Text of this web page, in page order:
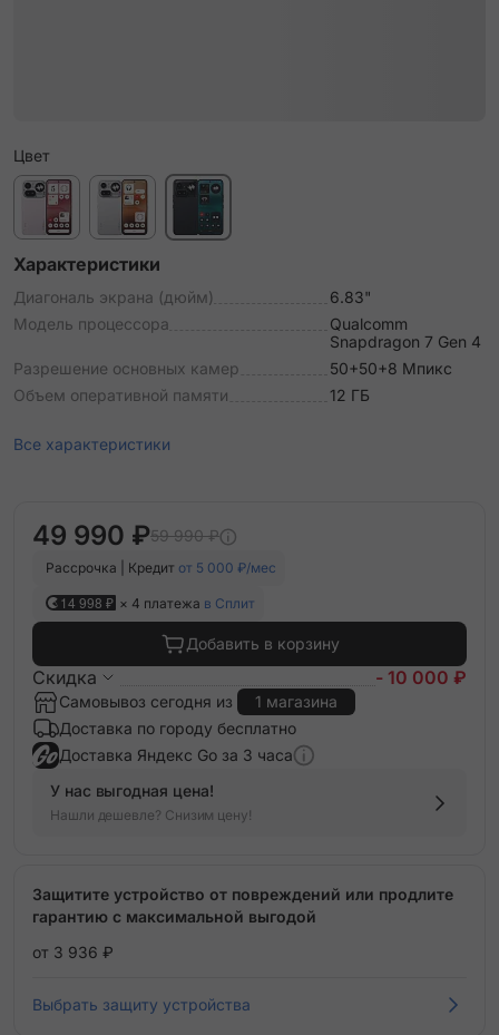
Цвет
Характеристики
Диагональ экрана (дюйм)
6.83"
Модель процессора
Qualcomm
Snapdragon 7 Gen 4
Разрешение основных камер
50+50+8 Мпикс
Объем оперативной памяти
12 ГБ
Все характеристики
49 990 ₽59 990 ₽
Рассрочка | Кредит от 5 000 ₽/мес
14 998 ₽ × 4 платежа в Сплит
Добавить в корзину
Скидка - 10 000 ₽
Самовывоз сегодня из
1 магазина
Доставка по городу бесплатно
Доставка Яндекс Go за 3 часа
У нас выгодная цена!
Нашли дешевле? Снизим цену!
Защитите устройство от повреждений или продлите
гарантию с максимальной выгодой
от 3 936 ₽
Выбрать защиту устройства